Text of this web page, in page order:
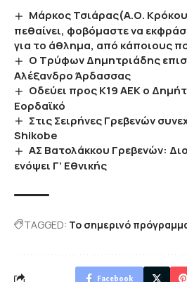
Μάρκος Τσιάρας(Α.Ο.
πεθαίνει, φοβόμαστε να
για το άθλημα, από κάποιους
Ο Τρύφων Δημητριάδης
Αλέξανδρο Άρδασσας
Οδεύει προς Κ19 ΑΕΚ ο
Εορδαϊκό
Στις Σειρήνες Γρεβενών
Shikobe
ΑΣ Βατολάκκου Γρεβενών:
ενόψει Γ’ Εθνικής
TAGGED: Το σημερινό
Facebook